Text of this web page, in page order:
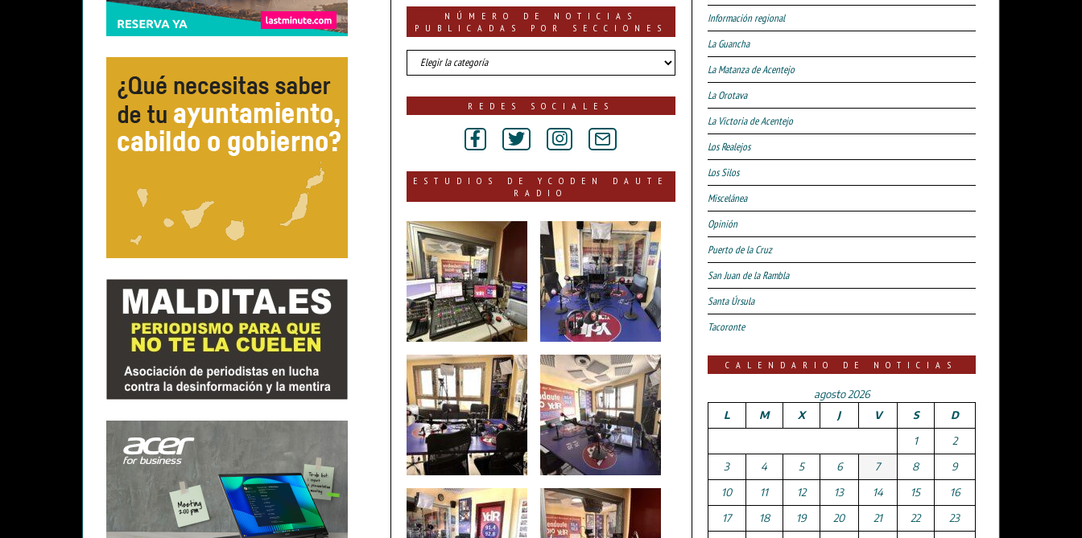
NÚMERO DE NOTICIAS
PUBLICADAS POR SECCIONES
número
de
por
REDES SOCIALES
ESTUDIOS DE YCODEN DAUTE
RADIO
Información regional
La Guancha
La Matanza de Acentejo
La Orotava
La Victoria de Acentejo
Los Realejos
Los Silos
Miscelánea
Opinión
Puerto de la Cruz
San Juan de la Rambla
Santa Úrsula
Tacoronte
CALENDARIO DE NOTICIAS
agosto 2026
L
M X J V S
D
1
2
3
4 5 6 7 8
9
10
11 12 13 14 15
16
17
18 19 20 21 22
23